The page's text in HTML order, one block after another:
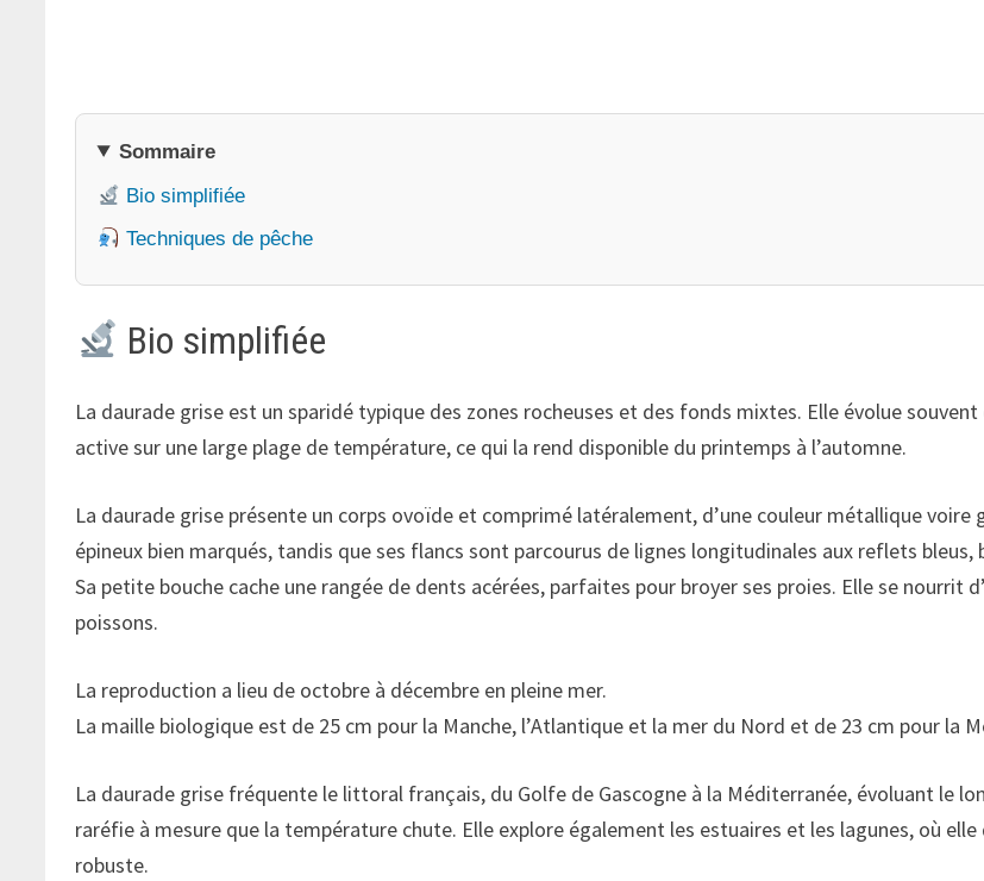
Sommaire
Bio simplifiée
Techniques de pêche
Bio simplifiée
La daurade grise est un sparidé typique des zones rocheuses et des fonds mixtes. Elle évolue
active sur une large plage de température, ce qui la rend disponible du printemps à l’automne.
La daurade grise présente un corps ovoïde et comprimé latéralement, d’une couleur métallique voire
épineux bien marqués, tandis que ses flancs sont parcourus de lignes longitudinales aux reflets bleus,
Sa petite bouche cache une rangée de dents acérées, parfaites pour broyer ses proies. Elle se nourrit
poissons.
La reproduction a lieu de octobre à décembre en pleine mer.
La maille biologique est de 25 cm pour la Manche, l’Atlantique et la mer du Nord et de 23 cm pour la
La daurade grise fréquente le littoral français, du Golfe de Gascogne à la Méditerranée, évoluant le
raréfie à mesure que la température chute. Elle explore également les estuaires et les lagunes, où
robuste.